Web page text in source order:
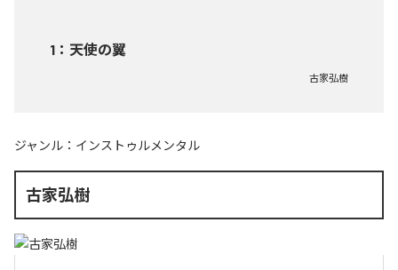
1 ： 天使の翼
古家弘樹
ジャンル： インストゥルメンタル
古家弘樹